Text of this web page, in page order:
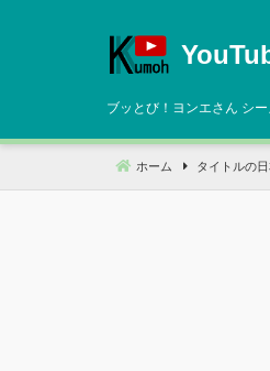
へ
動
ブッとび！ヨンエさん シー
ホーム タイトルの